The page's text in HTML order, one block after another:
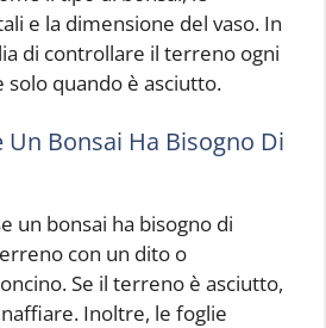
e la dimensione del vaso. In
di controllare il terreno ogni
quando è asciutto.
Un Bonsai Ha Bisogno Di
un bonsai ha bisogno di
con un dito o
Se il terreno è asciutto,
Inoltre, le foglie